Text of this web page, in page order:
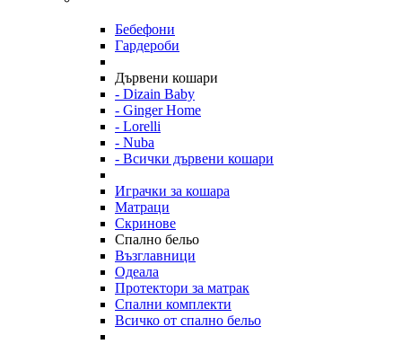
Бебефони
Гардероби
Дървени кошари
- Dizain Baby
- Ginger Home
- Lorelli
- Nuba
- Всички дървени кошари
Играчки за кошара
Матраци
Скринове
Спално бельо
Възглавници
Одеала
Протектори за матрак
Спални комплекти
Всичко от спално бельо